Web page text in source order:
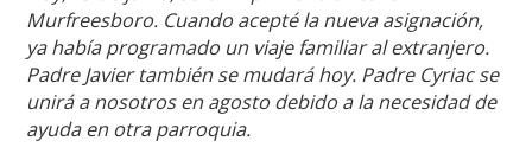
Murfreesboro. Cuando acepté la nueva asignación,
ya había programado un viaje familiar al extranjero.
Padre Javier también se mudará hoy. Padre Cyriac se
unirá a nosotros en agosto debido a la necesidad de
ayuda en otra parroquia.